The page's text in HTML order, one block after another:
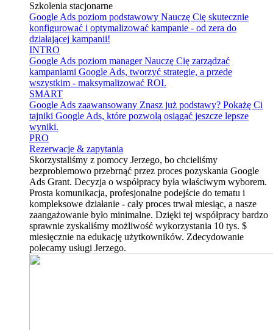
Szkolenia stacjonarne
Google Ads poziom podstawowy Nauczę Cię skutecznie
konfigurować i optymalizować kampanie - od zera do
działającej kampanii!
INTRO
Google Ads poziom manager Nauczę Cię zarządzać
kampaniami Google Ads, tworzyć strategie, a przede
wszystkim - maksymalizować ROI.
SMART
Google Ads zaawansowany Znasz już podstawy? Pokażę Ci
tajniki Google Ads, które pozwolą osiągać jeszcze lepsze
wyniki.
PRO
Rezerwacje & zapytania
Skorzystaliśmy z pomocy Jerzego, bo chcieliśmy
bezproblemowo przebrnąć przez proces pozyskania Google
Ads Grant. Decyzja o współpracy była właściwym wyborem.
Prosta komunikacja, profesjonalne podejście do tematu i
kompleksowe działanie - cały proces trwał miesiąc, a nasze
zaangażowanie było minimalne. Dzięki tej współpracy bardzo
sprawnie zyskaliśmy możliwość wykorzystania 10 tys. $
miesięcznie na edukację użytkowników. Zdecydowanie
polecamy usługi Jerzego.